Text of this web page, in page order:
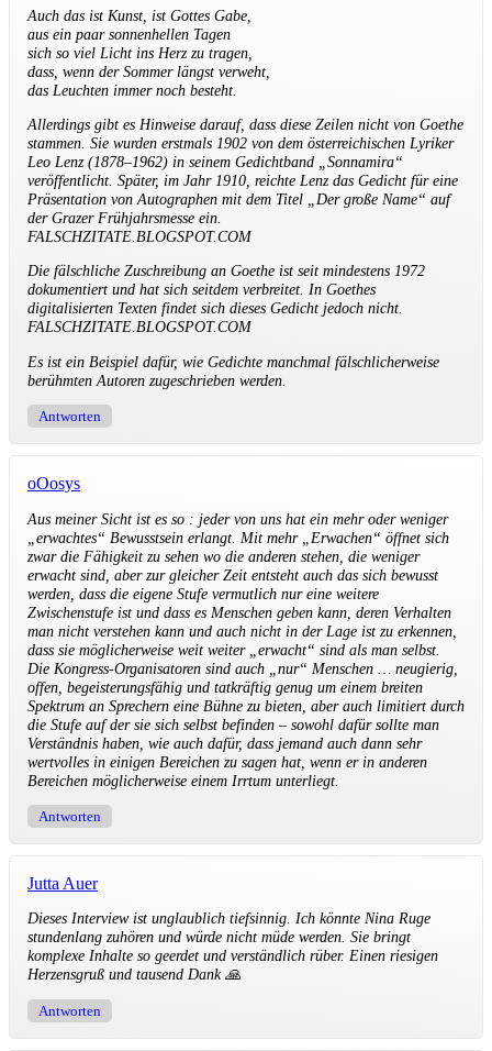
Auch das ist Kunst, ist Gottes Gabe,
aus ein paar sonnenhellen Tagen
sich so viel Licht ins Herz zu tragen,
dass, wenn der Sommer längst verweht,
das Leuchten immer noch besteht.
Allerdings gibt es Hinweise darauf, dass diese Zeilen nicht von Goethe
stammen. Sie wurden erstmals 1902 von dem österreichischen Lyriker
Leo Lenz (1878–1962) in seinem Gedichtband „Sonnamira“
veröffentlicht. Später, im Jahr 1910, reichte Lenz das Gedicht für eine
Präsentation von Autographen mit dem Titel „Der große Name“ auf
der Grazer Frühjahrsmesse ein.
FALSCHZITATE.BLOGSPOT.COM
Die fälschliche Zuschreibung an Goethe ist seit mindestens 1972
dokumentiert und hat sich seitdem verbreitet. In Goethes
digitalisierten Texten findet sich dieses Gedicht jedoch nicht.
FALSCHZITATE.BLOGSPOT.COM
Es ist ein Beispiel dafür, wie Gedichte manchmal fälschlicherweise
berühmten Autoren zugeschrieben werden.
Antworten
oOosys
Aus meiner Sicht ist es so : jeder von uns hat ein mehr oder weniger
„erwachtes“ Bewusstsein erlangt. Mit mehr „Erwachen“ öffnet sich
zwar die Fähigkeit zu sehen wo die anderen stehen, die weniger
erwacht sind, aber zur gleicher Zeit entsteht auch das sich bewusst
werden, dass die eigene Stufe vermutlich nur eine weitere
Zwischenstufe ist und dass es Menschen geben kann, deren Verhalten
man nicht verstehen kann und auch nicht in der Lage ist zu erkennen,
dass sie möglicherweise weit weiter „erwacht“ sind als man selbst.
Die Kongress-Organisatoren sind auch „nur“ Menschen … neugierig,
offen, begeisterungsfähig und tatkräftig genug um einem breiten
Spektrum an Sprechern eine Bühne zu bieten, aber auch limitiert durch
die Stufe auf der sie sich selbst befinden – sowohl dafür sollte man
Verständnis haben, wie auch dafür, dass jemand auch dann sehr
wertvolles in einigen Bereichen zu sagen hat, wenn er in anderen
Bereichen möglicherweise einem Irrtum unterliegt.
Antworten
Jutta Auer
Dieses Interview ist unglaublich tiefsinnig. Ich könnte Nina Ruge
stundenlang zuhören und würde nicht müde werden. Sie bringt
komplexe Inhalte so geerdet und verständlich rüber. Einen riesigen
Herzensgruß und tausend Dank 🙏
Antworten